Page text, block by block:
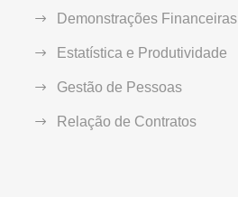
Demonstrações Financeiras
Estatística e Produtividade
Gestão de Pessoas
Relação de Contratos